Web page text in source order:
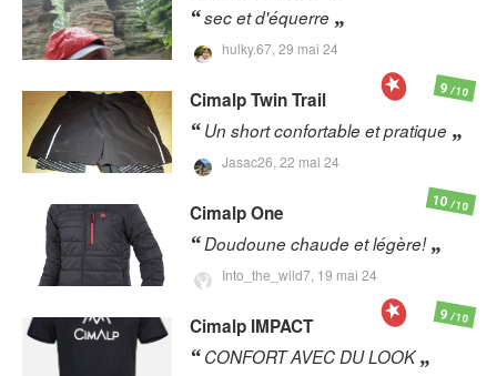
sec et d'équerre
hulky.67, 29 mai 24
CimalpTwin Trail
Un short confortable et pratique
Jasac26, 22 mai 24
9/10
CimalpOne
Doudoune chaude et légère!
Into_the_wild7, 19 mai 24
10/10
Cimalp IMPACT
CONFORT AVEC DU LOOK
9/10